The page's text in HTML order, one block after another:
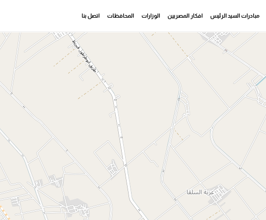
مبادرات السيد الرئيس افكار المصريين الوزارات المحافظات اتصل بنا